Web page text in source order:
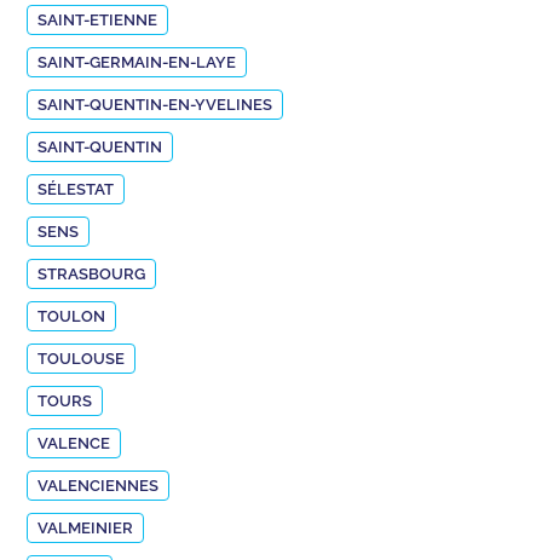
SAINT-ETIENNE
SAINT-GERMAIN-EN-LAYE
SAINT-QUENTIN-EN-YVELINES
SAINT-QUENTIN
SÉLESTAT
SENS
STRASBOURG
TOULON
TOULOUSE
TOURS
VALENCE
VALENCIENNES
VALMEINIER